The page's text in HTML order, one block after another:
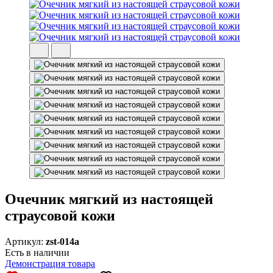
Очечник мягкий из настоящей
страусовой кожи
Артикул: zst-014a
Есть в наличии
Демонстрация товара